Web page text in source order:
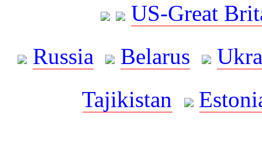
US-Great
Russia
Belarus
Tajikistan